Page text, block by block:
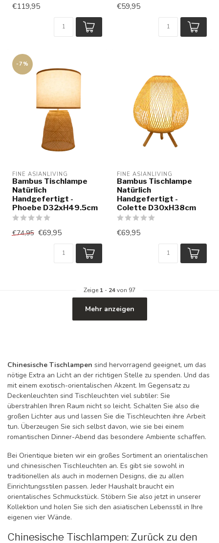
€119,95 €59,95
-7%
FINE ASIANLIVING
Bambus Tischlampe
Natürlich
Handgefertigt -
Phoebe D32xH49.5cm
€74,95 €69,95
FINE ASIANLIVING
Bambus Tischlampe
Natürlich
Handgefertigt -
Colette D30xH38cm
€69,95
Zeige 1 - 24von 97
Mehr anzeigen
Chinesische Tischlampen sind hervorragend geeignet, um das
nötige Extra an Licht an der richtigen Stelle zu spenden. Und das
mit einem exotisch-orientalischen Akzent. Im Gegensatz zu
Deckenleuchten sind Tischleuchten viel subtiler: Sie
überstrahlen Ihren Raum nicht so leicht. Schalten Sie also die
großen Lichter aus und lassen Sie die Tischleuchten ihre Arbeit
tun. Überzeugen Sie sich selbst davon, wie sie bei einem
romantischen Dinner-Abend das besondere Ambiente schaffen.
Bei Orientique bieten wir ein großes Sortiment an orientalischen
und chinesischen Tischleuchten an. Es gibt sie sowohl in
traditionellen als auch in modernen Designs, die zu allen
Einrichtungsstilen passen. Jeder Haushalt braucht ein
orientalisches Schmuckstück. Stöbern Sie also jetzt in unserer
Kollektion und holen Sie sich den asiatischen Lebensstil in Ihre
eigenen vier Wände.
Chinesische Tischlampen: Zurück zu den